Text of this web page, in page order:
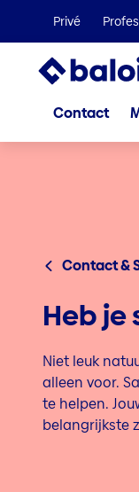
Privé
Contact
Contact &
Heb je
Niet leuk
alleen voor.
te helpen.
belangrijkste